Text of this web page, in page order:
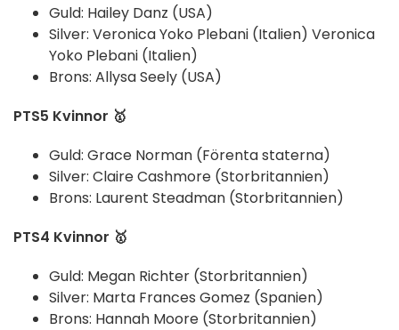
Guld: Hailey Danz (USA)
Silver: Veronica Yoko Plebani (Italien) Veronica
Yoko Plebani (Italien)
Brons: Allysa Seely (USA)
PTS5 Kvinnor 🥇
Guld: Grace Norman (Förenta staterna)
Silver: Claire Cashmore (Storbritannien)
Brons: Laurent Steadman (Storbritannien)
PTS4 Kvinnor 🥇
Guld: Megan Richter (Storbritannien)
Silver: Marta Frances Gomez (Spanien)
Brons: Hannah Moore (Storbritannien)